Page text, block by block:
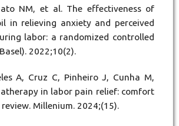
NM, et al. The effectiveness of
in relieving anxiety and perceived
labor: a randomized controlled
2022;10(2).
A, Cruz C, Pinheiro J, Cunha M,
in labor pain relief: comfort
Millenium. 2024;(15).